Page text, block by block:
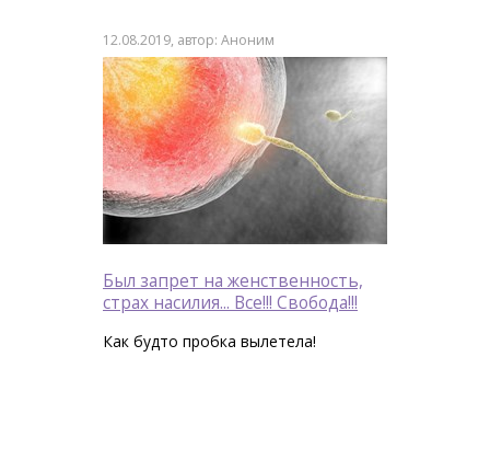
12.08.2019, автор: Аноним
Был запрет на женственность,
страх насилия... Все!!! Свобода!!!
Как будто пробка вылетела!